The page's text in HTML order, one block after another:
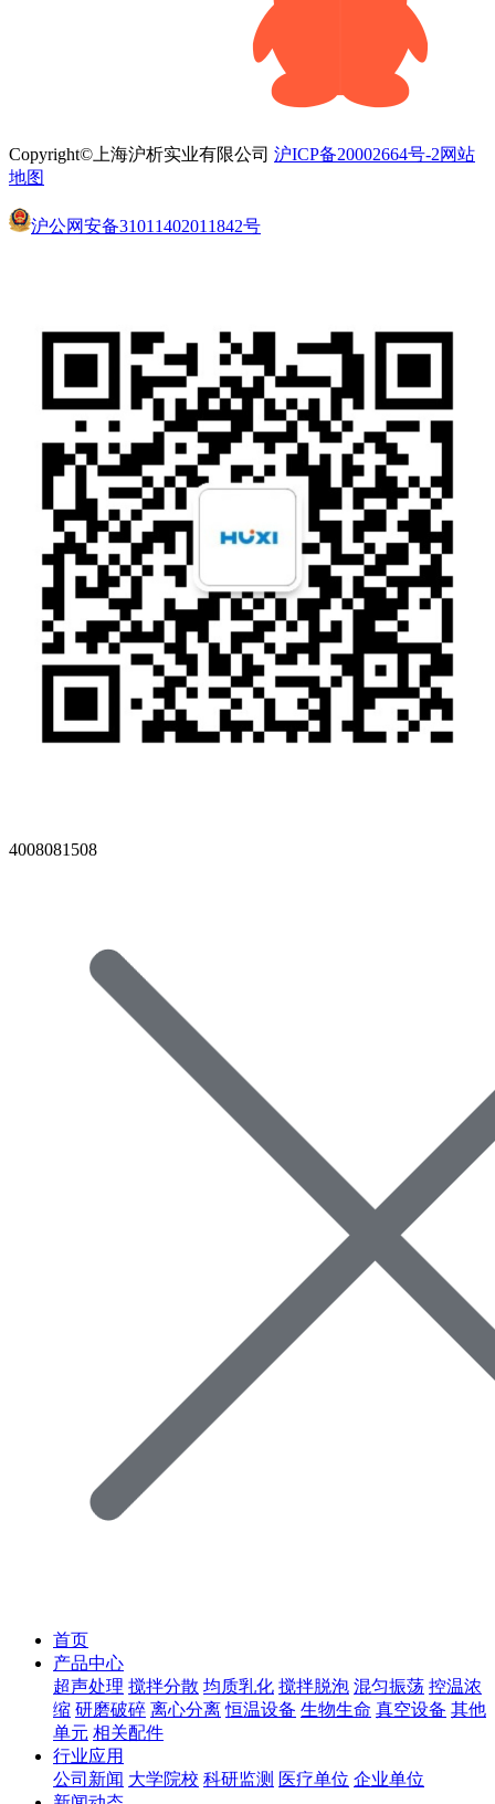
Copyright©上海沪析实业有限公司 沪ICP备20002664号-2网站
地图
沪公网安备31011402011842号
4008081508
首页
产品中心
超声处理 搅拌分散 均质乳化 搅拌脱泡 混匀振荡 控温浓
缩 研磨破碎 离心分离 恒温设备 生物生命 真空设备 其他
单元 相关配件
行业应用
公司新闻 大学院校 科研监测 医疗单位 企业单位